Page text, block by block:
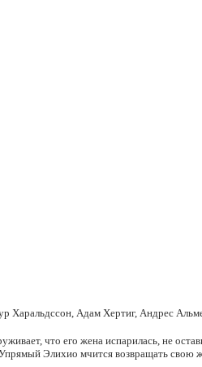
Харальдссон, Адам Хертиг, Андрес
что его жена испарилась, не
Элихио мчится возвращать